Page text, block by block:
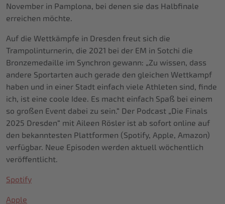
November in Pamplona, bei denen sie das Halbfinale
erreichen möchte.
Auf die Wettkämpfe in Dresden freut sich die
Trampolinturnerin, die 2021 bei der EM in Sotchi die
Bronzemedaille im Synchron gewann: „Zu wissen, dass
andere Sportarten auch gerade den gleichen Wettkampf
haben und in einer Stadt einfach viele Athleten sind, finde
ich, ist eine coole Idee. Es macht einfach Spaß bei einem
so großen Event dabei zu sein.“ Der Podcast „Die Finals
2025 Dresden“ mit Aileen Rösler ist ab sofort online auf
den bekanntesten Plattformen (Spotify, Apple, Amazon)
verfügbar. Neue Episoden werden aktuell wöchentlich
veröffentlicht.
Spotify
Apple